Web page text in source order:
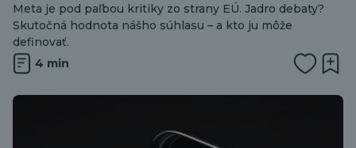
Meta je pod paľbou kritiky zo strany EÚ. Jadro debaty?
Skutočná hodnota nášho súhlasu – a kto ju môže
definovať.
4 min